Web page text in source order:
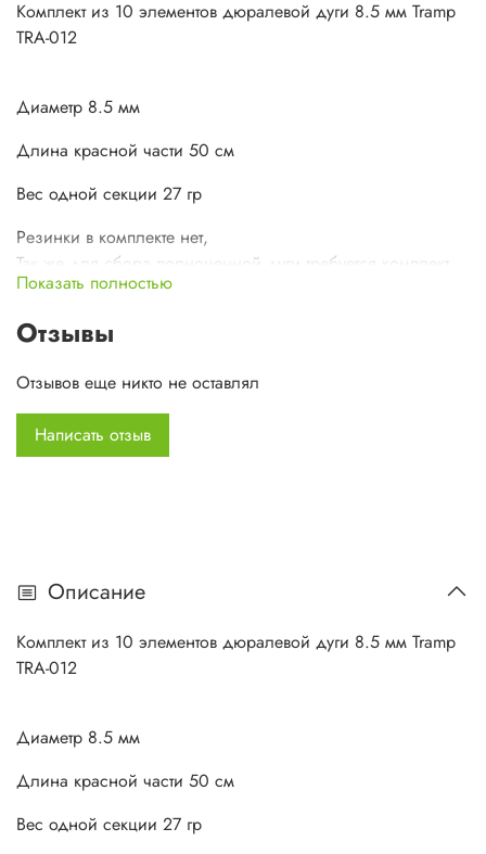
Комплект из 10 элементов дюралевой дуги 8.5 мм Tramp
TRA-012
Диаметр 8.5 мм
Длина красной части 50 см
Вес одной секции 27 гр
Резинки в комплекте нет,
Так же для сбора полноценной дуги требуется комплект
наконечников Tramp TRA-014
Показать полностью
Отзывы
Отзывов еще никто не оставлял
Написать отзыв
Описание
Комплект из 10 элементов дюралевой дуги 8.5 мм Tramp
TRA-012
Диаметр 8.5 мм
Длина красной части 50 см
Вес одной секции 27 гр